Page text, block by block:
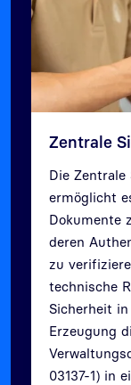
Zentrale
Die
ermöglicht
Dokumente
deren
zu
technische
Sicherheit
Erzeugung
03137-1) in